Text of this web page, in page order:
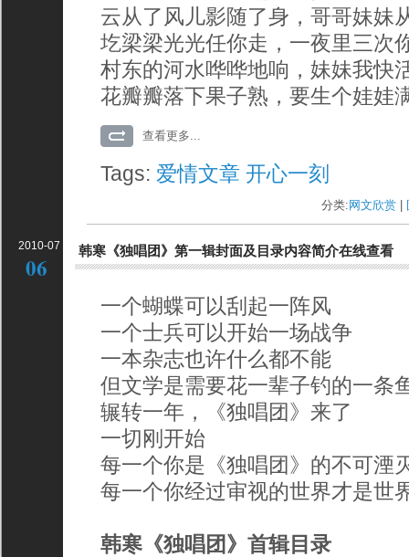
云从了风儿影随了身，哥哥妹妹
圪梁梁光光任你走，一夜里三次
村东的河水哗哗地响，妹妹我快
花瓣瓣落下果子熟，要生个娃娃
查看更多...
Tags: 爱情文章 开心一刻
分类: 网文欣赏
2010-07
06
韩寒《独唱团》第一辑封面及目录内容简介在线查看
一个蝴蝶可以刮起一阵风
一个士兵可以开始一场战争
一本杂志也许什么都不能
但文学是需要花一辈子钓的一条
辗转一年，《独唱团》来了
一切刚开始
每一个你是《独唱团》的不可湮
每一个你经过审视的世界才是世
韩寒《独唱团》首辑目录